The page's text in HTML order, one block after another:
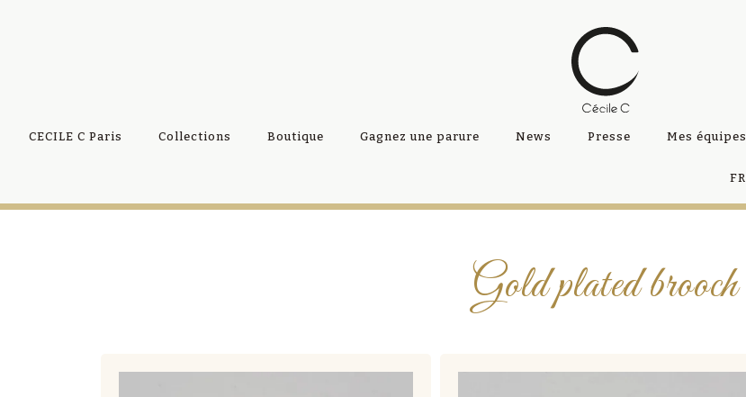
CECILE C Paris Collections Boutique Gagnez une parure News Presse Mes équipes
FR
Gold plated brooch